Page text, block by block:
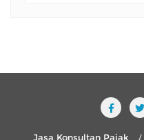
Jasa Konsultan Pajak